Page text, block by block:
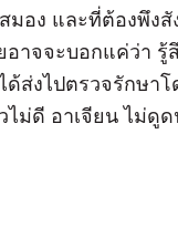
มอง และที่ต้องพึง
าจจะบอกแค่ว่า รู้
ด้ส่งไปตรวจรักษ
ม่ดี อาเจียน ไม่ดู